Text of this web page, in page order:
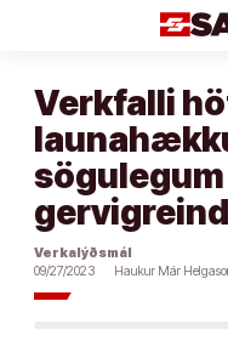
Verkfalli
gervigreind
Verkalýðsmál
09/27/2023
Haukur Már